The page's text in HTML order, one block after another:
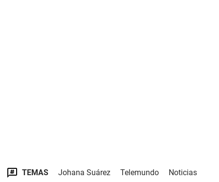
TEMAS Johana Suárez Telemundo Noticias